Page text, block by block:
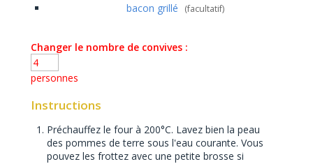
bacon grillé
(facultatif)
Changer le nombre de convives :
personnes
Instructions
Préchauffez le four à 200°C. Lavez bien la peau
des pommes de terre sous l'eau courante. Vous
pouvez les frottez avec une petite brosse si